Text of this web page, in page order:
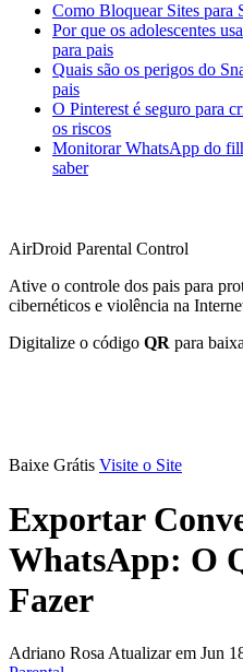
Como Bloquear Sites para
Por que os adolescentes
para pais
Quais são os perigos do
pais
O Pinterest é seguro para
os riscos
Monitorar WhatsApp do
saber
AirDroid Parental Control
Ative o controle dos pais para
cibernéticos e violência na
Digitalize o código QR para
Baixe Grátis Visite o Site
Exportar
WhatsApp: O
Fazer
Adriano Rosa Atualizar em Jun